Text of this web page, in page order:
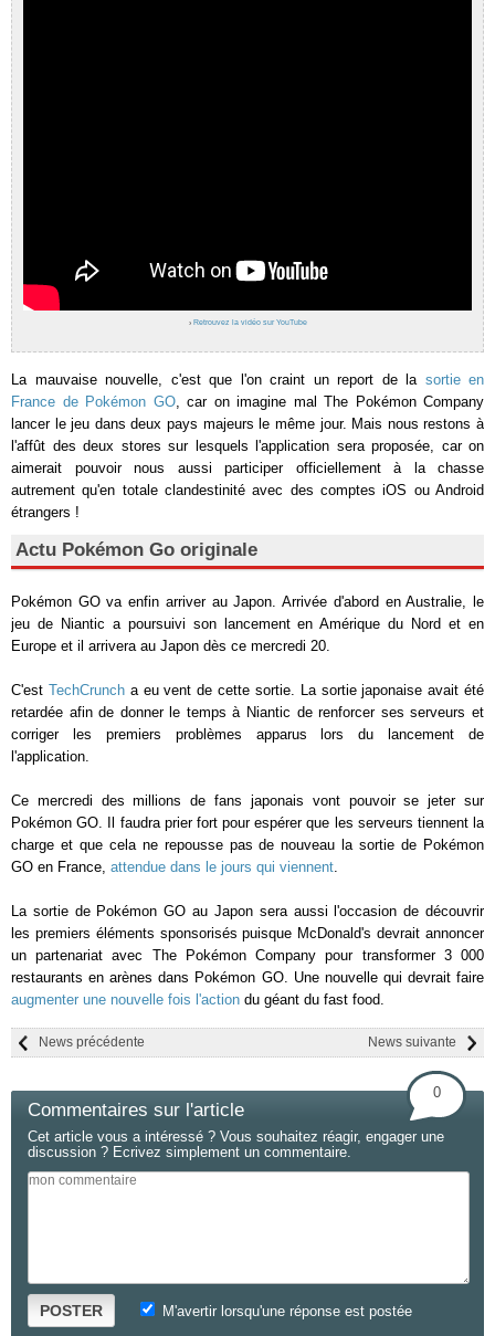
› Retrouvez la vidéo sur YouTube
La mauvaise nouvelle, c'est que l'on craint un report de la sortie en
France de Pokémon GO, car on imagine mal The Pokémon Company
lancer le jeu dans deux pays majeurs le même jour. Mais nous restons à
l'affût des deux stores sur lesquels l'application sera proposée, car on
aimerait pouvoir nous aussi participer officiellement à la chasse
autrement qu'en totale clandestinité avec des comptes iOS ou Android
étrangers !
Actu Pokémon Go originale
Pokémon GO va enfin arriver au Japon. Arrivée d'abord en Australie, le
jeu de Niantic a poursuivi son lancement en Amérique du Nord et en
Europe et il arrivera au Japon dès ce mercredi 20.
C'est TechCrunch a eu vent de cette sortie. La sortie japonaise avait été
retardée afin de donner le temps à Niantic de renforcer ses serveurs et
corriger les premiers problèmes apparus lors du lancement de
l'application.
Ce mercredi des millions de fans japonais vont pouvoir se jeter sur
Pokémon GO. Il faudra prier fort pour espérer que les serveurs tiennent la
charge et que cela ne repousse pas de nouveau la sortie de Pokémon
GO en France, attendue dans le jours qui viennent.
La sortie de Pokémon GO au Japon sera aussi l'occasion de découvrir
les premiers éléments sponsorisés puisque McDonald's devrait annoncer
un partenariat avec The Pokémon Company pour transformer 3 000
restaurants en arènes dans Pokémon GO. Une nouvelle qui devrait faire
augmenter une nouvelle fois l'action du géant du fast food.
News suivante
News précédente
Commentaires sur l'article
0
Cet article vous a intéressé ? Vous souhaitez réagir, engager une
discussion ? Ecrivez simplement un commentaire.
POSTER M'avertir lorsqu'une réponse est postée